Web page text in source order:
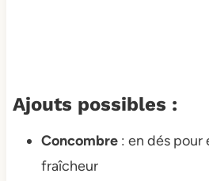
Ajouts possibles :
Concombre: en dés pour
fraîcheur